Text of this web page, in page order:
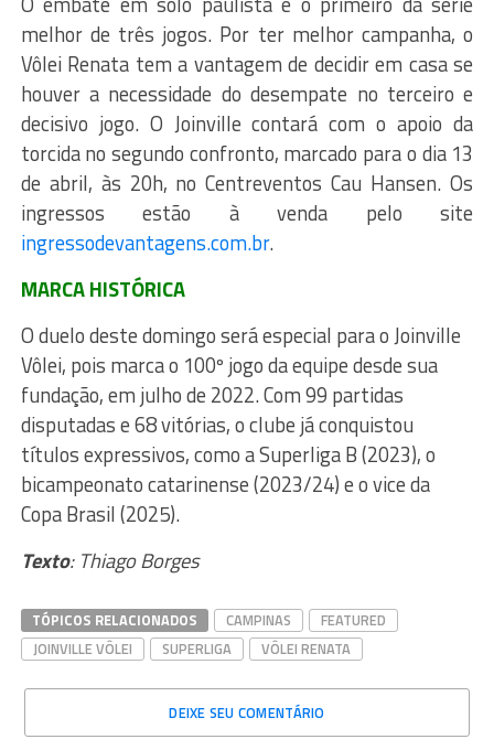
melhor de três jogos. Por ter melhor campanha, o
Vôlei Renata tem a vantagem de decidir em casa se
houver a necessidade do desempate no terceiro e
decisivo jogo. O Joinville contará com o apoio da
torcida no segundo confronto, marcado para o dia 13
de abril, às 20h, no Centreventos Cau Hansen. Os
ingressos estão à venda pelo site
ingressodevantagens.com.br.
MARCA HISTÓRICA
O duelo deste domingo será especial para o Joinville
Vôlei, pois marca o 100º jogo da equipe desde sua
fundação, em julho de 2022. Com 99 partidas
disputadas e 68 vitórias, o clube já conquistou
títulos expressivos, como a Superliga B (2023), o
bicampeonato catarinense (2023/24) e o vice da
Copa Brasil (2025).
Texto: Thiago Borges
TÓPICOS RELACIONADOS CAMPINAS
FEATURED
JOINVILLE VÔLEI
SUPERLIGA VÔLEI RENATA
DEIXE SEU COMENTÁRIO